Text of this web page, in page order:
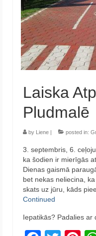
Laiska
Pludmalē
by Liene | posted in:
3. septembris, 6.
ka šodien ir mierīgās
Dienas gaismā
bet nekas neliecina,
skats uz jūru, kāds
Continued
Iepatikās? Padalies ar